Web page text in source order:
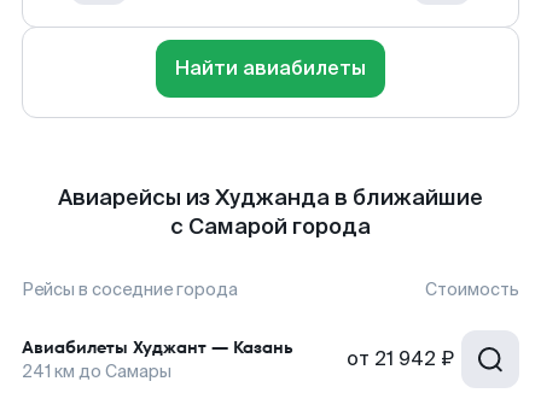
Найти авиабилеты
Авиарейсы из Худжанда в ближайшие
с Самарой города
Рейсы в соседние города Стоимость
Авиабилеты Худжант — Казань
241 км до Самары от 21 942 ₽